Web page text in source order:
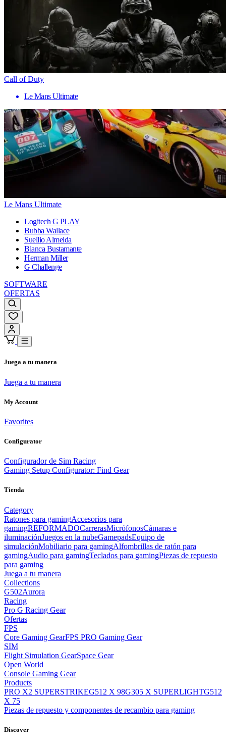
Call of Duty
Le Mans Ultimate
Le Mans Ultimate
Logitech G PLAY
Bubba Wallace
Suellio Almeida
Bianca Bustamante
Herman Miller
G Challenge
SOFTWARE
OFERTAS
Juega a tu manera
Juega a tu manera
My Account
Favorites
Configurator
Configurador de Sim Racing
Gaming Setup Configurator: Find Gear
Tienda
Category
Ratones para gamingAccesorios para
gamingREFORMADOCarrerasMicrófonosCámaras e
iluminaciónJuegos en la nubeGamepadsEquipo de
simulaciónMobiliario para gamingAlfombrillas de ratón para
gamingAudio para gamingTeclados para gamingPiezas de repuesto
para gaming
Juega a tu manera
Collections
G502Aurora
Racing
Pro G Racing Gear
Ofertas
FPS
Core Gaming GearFPS PRO Gaming Gear
SIM
Flight Simulation GearSpace Gear
Open World
Console Gaming Gear
Products
PRO X2 SUPERSTRIKEG512 X 98G305 X SUPERLIGHTG512
X 75
Piezas de repuesto y componentes de recambio para gaming
Discover